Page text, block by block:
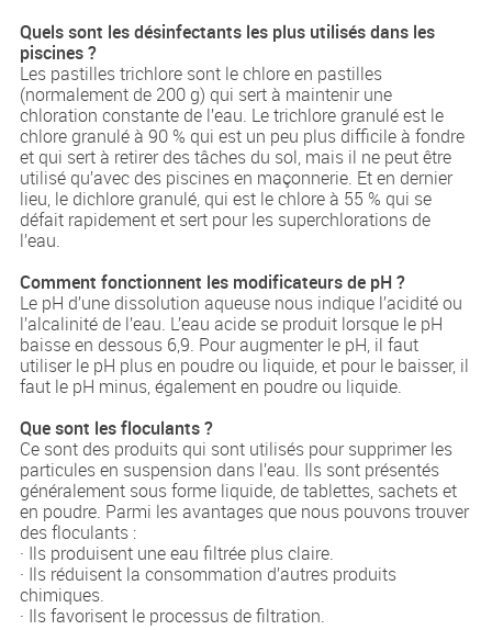
Quels sont les désinfectants les plus utilisés dans les
piscines ?
Les pastilles trichlore sont le chlore en pastilles
(normalement de 200 g) qui sert à maintenir une
chloration constante de l’eau. Le trichlore granulé est le
chlore granulé à 90 % qui est un peu plus difficile à fondre
et qui sert à retirer des tâches du sol, mais il ne peut être
utilisé qu’avec des piscines en maçonnerie. Et en dernier
lieu, le dichlore granulé, qui est le chlore à 55 % qui se
défait rapidement et sert pour les superchlorations de
l’eau.
Comment fonctionnent les modificateurs de pH ?
Le pH d’une dissolution aqueuse nous indique l’acidité ou
l’alcalinité de l’eau. L’eau acide se produit lorsque le pH
baisse en dessous 6,9. Pour augmenter le pH, il faut
utiliser le pH plus en poudre ou liquide, et pour le baisser, il
faut le pH minus, également en poudre ou liquide.
Que sont les floculants ?
Ce sont des produits qui sont utilisés pour supprimer les
particules en suspension dans l’eau. Ils sont présentés
généralement sous forme liquide, de tablettes, sachets et
en poudre. Parmi les avantages que nous pouvons trouver
des floculants :
· Ils produisent une eau filtrée plus claire.
· Ils réduisent la consommation d’autres produits
chimiques.
· Ils favorisent le processus de filtration.